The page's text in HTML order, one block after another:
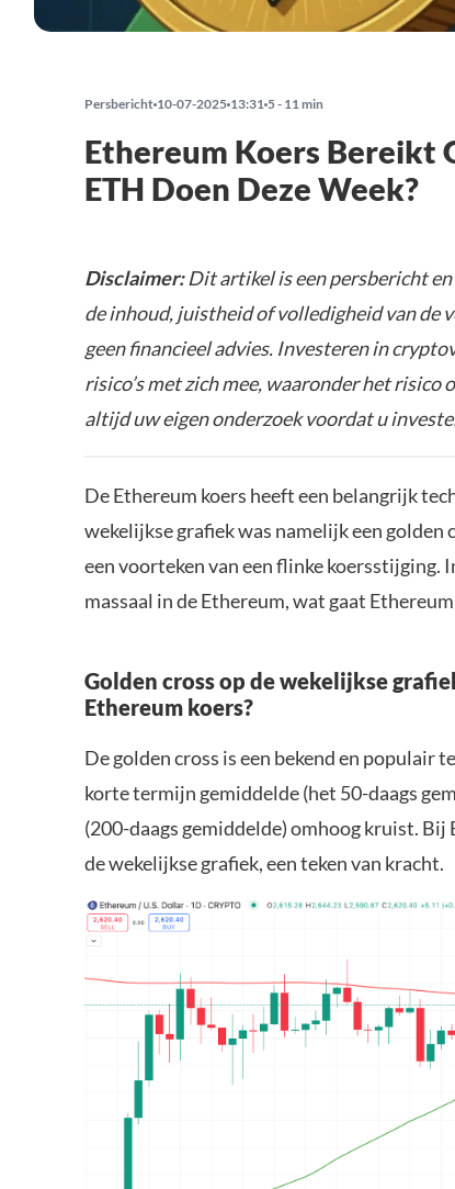
Persbericht 10-07-2025 13:31 5 - 11 min
Ethereum Koers Bereikt
ETH Doen Deze Week?
Disclaimer:Dit artikel is een persbericht
de inhoud, juistheid of volledigheid van
geen financieel advies. Investeren in
risico’s met zich mee, waaronder het risico
altijd uw eigen onderzoek voordat u
De Ethereum koers heeft een belangrijk
wekelijkse grafiek was namelijk een golden
een voorteken van een flinke koersstijging.
massaal in de Ethereum, wat gaat
Golden cross op de wekelijkse
Ethereum koers?
De golden cross is een bekend en populair
korte termijn gemiddelde (het 50-daags
(200-daags gemiddelde) omhoog kruist.
de wekelijkse grafiek, een teken van kracht.